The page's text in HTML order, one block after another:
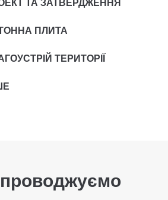
ТА ЗАТВЕРДЖЕННЯ
ПЛИТА
ТЕРИТОРІЇ